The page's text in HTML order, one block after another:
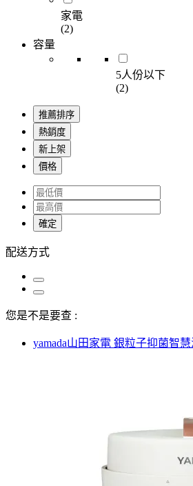
家電
(2)
容量
5人份以下
(2)
推薦排序
熱銷度
新上架
價格
確定
配送方式
您是不是要查 :
yamada山田家電 銀粒子抑菌智